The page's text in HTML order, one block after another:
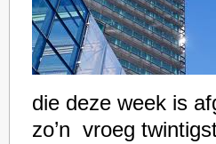
die deze week is
zo’n vroeg